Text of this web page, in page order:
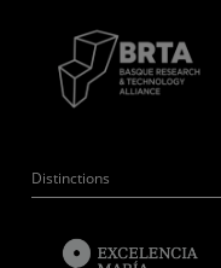
Distinctions